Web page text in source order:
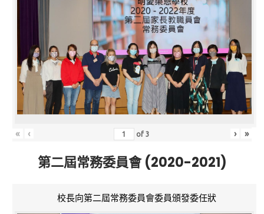
« ‹ of3 › »
第二屆常務委員會 (2020-2021)
校長向第二屆常務委員會委員頒發委任狀